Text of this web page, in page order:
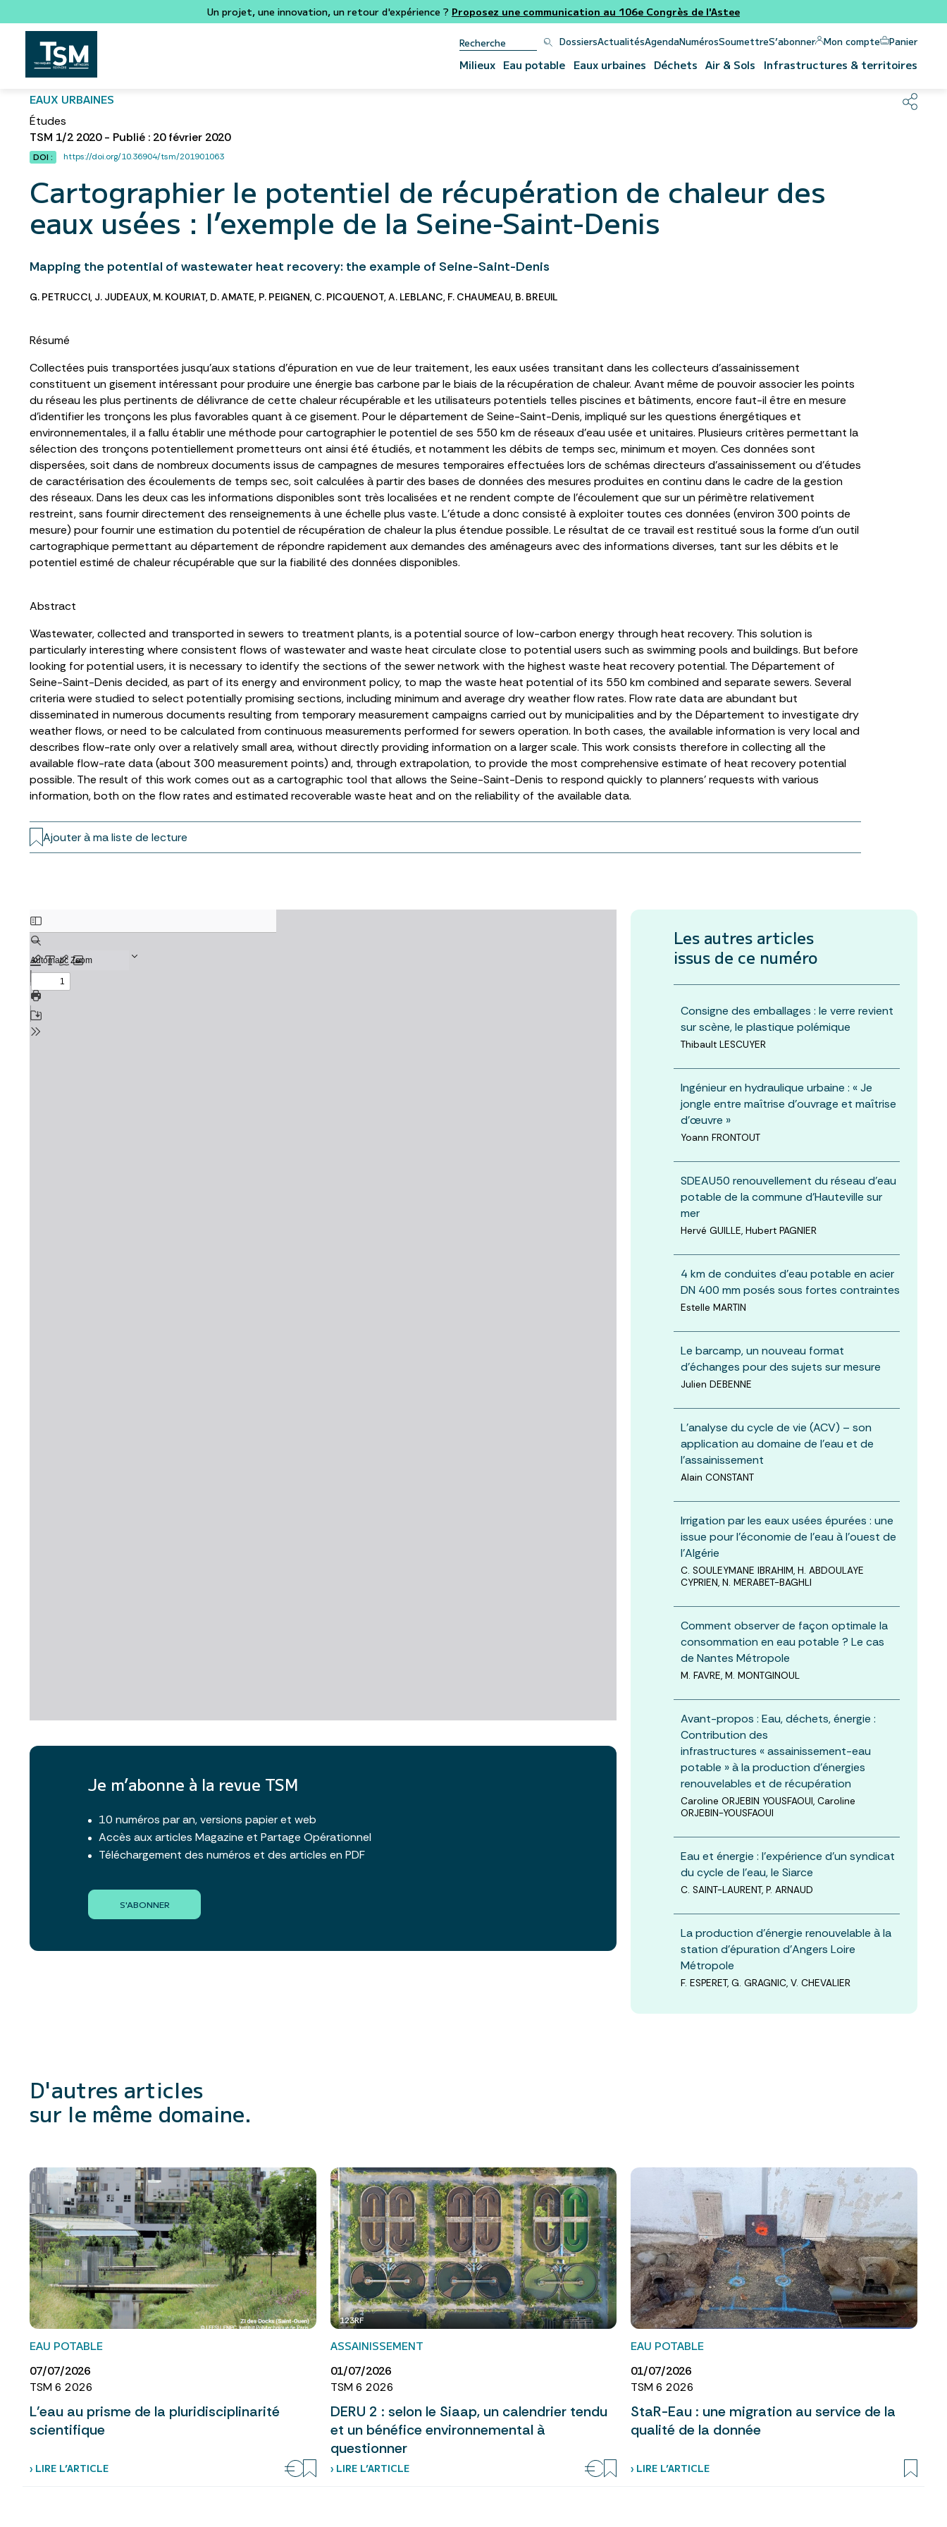
Un projet, une innovation, un retour d'expérience ? Proposez une communication au 106e Congrès de l'Astee
DossiersActualitésAgendaNumérosSoumettreS’abonner Mon compte Panier
Milieux Eau potable Eaux urbaines Déchets Air & Sols Infrastructures & territoires
EAUX URBAINES
Études
TSM 1/2 2020 - Publié : 20 février 2020
DOI : https://doi.org/10.36904/tsm/201901063
Cartographier le potentiel de récupération de chaleur des
eaux usées : l’exemple de la Seine-Saint-Denis
Mapping the potential of wastewater heat recovery: the example of Seine-Saint-Denis
G. PETRUCCI, J. JUDEAUX, M. KOURIAT, D. AMATE, P. PEIGNEN, C. PICQUENOT,A. LEBLANC, F. CHAUMEAU, B. BREUIL
Résumé
Collectées puis transportées jusqu’aux stations d’épuration en vue de leur traitement, les eaux usées transitant dans les collecteurs d’assainissement
constituent un gisement intéressant pour produire une énergie bas carbone par le biais de la récupération de chaleur. Avant même de pouvoir associer les points
du réseau les plus pertinents de délivrance de cette chaleur récupérable et les utilisateurs potentiels telles piscines et bâtiments, encore faut-il être en mesure
d’identifier les tronçons les plus favorables quant à ce gisement. Pour le département de Seine-Saint-Denis, impliqué sur les questions énergétiques et
environnementales, il a fallu établir une méthode pour cartographier le potentiel de ses 550 km de réseaux d’eau usée et unitaires. Plusieurs critères permettant la
sélection des tronçons potentiellement prometteurs ont ainsi été étudiés, et notamment les débits de temps sec, minimum et moyen. Ces données sont
dispersées, soit dans de nombreux documents issus de campagnes de mesures temporaires effectuées lors de schémas directeurs d’assainissement ou d’études
de caractérisation des écoulements de temps sec, soit calculées à partir des bases de données des mesures produites en continu dans le cadre de la gestion
des réseaux. Dans les deux cas les informations disponibles sont très localisées et ne rendent compte de l’écoulement que sur un périmètre relativement
restreint, sans fournir directement des renseignements à une échelle plus vaste. L’étude a donc consisté à exploiter toutes ces données (environ 300 points de
mesure) pour fournir une estimation du potentiel de récupération de chaleur la plus étendue possible. Le résultat de ce travail est restitué sous la forme d’un outil
cartographique permettant au département de répondre rapidement aux demandes des aménageurs avec des informations diverses, tant sur les débits et le
potentiel estimé de chaleur récupérable que sur la fiabilité des données disponibles.
Abstract
Wastewater, collected and transported in sewers to treatment plants, is a potential source of low-carbon energy through heat recovery. This solution is
particularly interesting where consistent flows of wastewater and waste heat circulate close to potential users such as swimming pools and buildings. But before
looking for potential users, it is necessary to identify the sections of the sewer network with the highest waste heat recovery potential. The Département of
Seine-Saint-Denis decided, as part of its energy and environment policy, to map the waste heat potential of its 550 km combined and separate sewers. Several
criteria were studied to select potentially promising sections, including minimum and average dry weather flow rates. Flow rate data are abundant but
disseminated in numerous documents resulting from temporary measurement campaigns carried out by municipalities and by the Département to investigate dry
weather flows, or need to be calculated from continuous measurements performed for sewers operation. In both cases, the available information is very local and
describes flow-rate only over a relatively small area, without directly providing information on a larger scale. This work consists therefore in collecting all the
available flow-rate data (about 300 measurement points) and, through extrapolation, to provide the most comprehensive estimate of heat recovery potential
possible. The result of this work comes out as a cartographic tool that allows the Seine-Saint-Denis to respond quickly to planners’ requests with various
information, both on the flow rates and estimated recoverable waste heat and on the reliability of the available data.
Ajouter à ma liste de lecture
Je m’abonne à la revue TSM
10 numéros par an, versions papier et web
Accès aux articles Magazine et Partage Opérationnel
Téléchargement des numéros et des articles en PDF
S'ABONNER
Les autres articles
issus de ce numéro
Consigne des emballages : le verre revient
sur scène, le plastique polémique
Thibault LESCUYER
Ingénieur en hydraulique urbaine : « Je
jongle entre maîtrise d’ouvrage et maîtrise
d’œuvre »
Yoann FRONTOUT
SDEAU50 renouvellement du réseau d’eau
potable de la commune d’Hauteville sur
mer
Hervé GUILLE, Hubert PAGNIER
4 km de conduites d’eau potable en acier
DN 400 mm posés sous fortes contraintes
Estelle MARTIN
Le barcamp, un nouveau format
d’échanges pour des sujets sur mesure
Julien DEBENNE
L’analyse du cycle de vie (ACV) – son
application au domaine de l’eau et de
l’assainissement
Alain CONSTANT
Irrigation par les eaux usées épurées : une
issue pour l’économie de l’eau à l’ouest de
l’Algérie
C. SOULEYMANE IBRAHIM, H. ABDOULAYE
CYPRIEN, N. MERABET-BAGHLI
Comment observer de façon optimale la
consommation en eau potable ? Le cas
de Nantes Métropole
M. FAVRE, M. MONTGINOUL
Avant-propos : Eau, déchets, énergie :
Contribution des
infrastructures « assainissement-eau
potable » à la production d'énergies
renouvelables et de récupération
Caroline ORJEBIN YOUSFAOUI, Caroline
ORJEBIN-YOUSFAOUI
Eau et énergie : l’expérience d’un syndicat
du cycle de l’eau, le Siarce
C. SAINT-LAURENT, P. ARNAUD
La production d’énergie renouvelable à la
station d’épuration d’Angers Loire
Métropole
F. ESPERET, G. GRAGNIC, V. CHEVALIER
D'autres articles
sur le même domaine.
EAU POTABLE
07/07/2026
TSM 6 2026
L’eau au prisme de la pluridisciplinarité
scientifique
› LIRE L’ARTICLE
123RF
ASSAINISSEMENT
01/07/2026
TSM 6 2026
DERU 2 : selon le Siaap, un calendrier tendu
et un bénéfice environnemental à
questionner
› LIRE L’ARTICLE
EAU POTABLE
01/07/2026
TSM 6 2026
StaR-Eau : une migration au service de la
qualité de la donnée
› LIRE L’ARTICLE